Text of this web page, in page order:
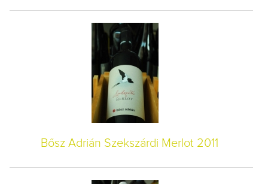
Bősz Adrián Szekszárdi Merlot 2011